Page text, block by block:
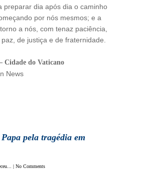
preparar dia após dia o caminho
por nós mesmos; e a
a nós, com tenaz paciência,
de justiça e de fraternidade.
Cidade do Vaticano
News
pela tragédia em
| No Comments